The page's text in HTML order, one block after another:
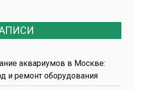
аквариумов в Москве:
и ремонт оборудования